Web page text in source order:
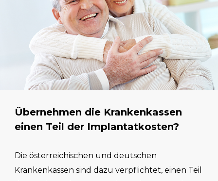
Übernehmen die Krankenkassen
einen Teil der Implantatkosten?
Die österreichischen und deutschen
Krankenkassen sind dazu verpflichtet, einen Teil